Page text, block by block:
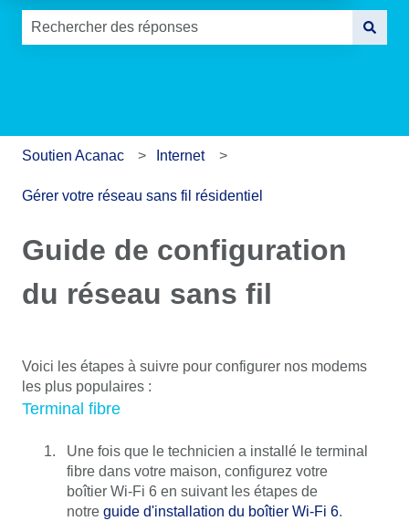
Soutien Acanac Internet
Gérer votre réseau sans fil résidentiel
Guide de configuration
du réseau sans fil
Voici les étapes à suivre pour configurer nos modems
les plus populaires :
Terminal fibre
Une fois que le technicien a installé le terminal
fibre dans votre maison, configurez votre
boîtier Wi-Fi 6 en suivant les étapes de
notre guide d'installation du boîtier Wi-Fi 6.